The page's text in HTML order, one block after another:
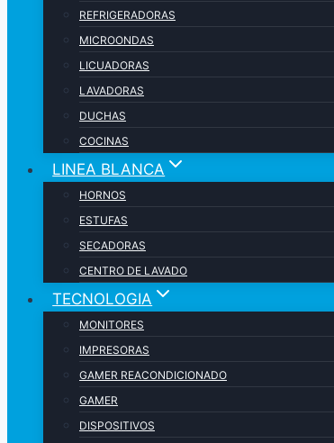
REFRIGERADORAS
MICROONDAS
LICUADORAS
LAVADORAS
DUCHAS
COCINAS
LINEA BLANCA
HORNOS
ESTUFAS
SECADORAS
CENTRO DE LAVADO
TECNOLOGIA
MONITORES
IMPRESORAS
GAMER REACONDICIONADO
GAMER
DISPOSITIVOS